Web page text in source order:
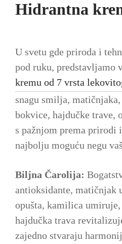
Hidrantna
U svetu gde priroda i
pod ruku, predstavljamo
kremu od 7 vrsta
snagu smilja,
bokvice, hajdučke trave,
s pažnjom prema prirodi
najbolju moguću negu
Biljna Čarolija:
antioksidante, matičnjak
opušta, kamilica
hajdučka trava
zajedno stvaraju